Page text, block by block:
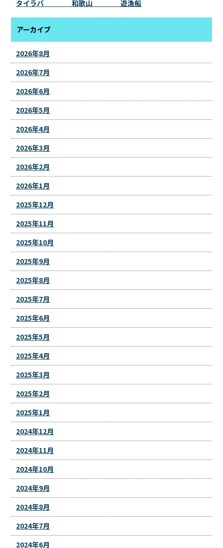
タイラバ 和歌山 遊漁船
アーカイブ
2026年8月
2026年7月
2026年6月
2026年5月
2026年4月
2026年3月
2026年2月
2026年1月
2025年12月
2025年11月
2025年10月
2025年9月
2025年8月
2025年7月
2025年6月
2025年5月
2025年4月
2025年3月
2025年2月
2025年1月
2024年12月
2024年11月
2024年10月
2024年9月
2024年8月
2024年7月
2024年6月